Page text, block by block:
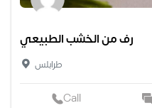
رف من الخشب الطبيعي
طرابلس
Call